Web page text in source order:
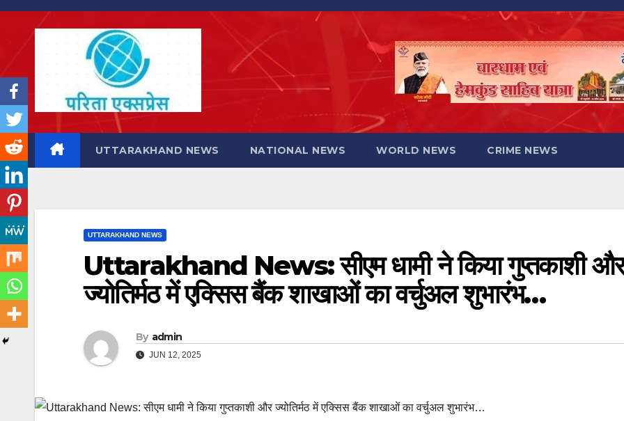
Skip
UTTARAKHAND NEWS NATIONAL NEWS WORLD NEWS CRIME NEWS
UTTARAKHAND NEWS
Uttarakhand News: सीएम धामी ने किया गुप्तकाशी और
ज्योतिर्मठ में एक्सिस बैंक शाखाओं का वर्चुअल शुभारंभ…
By admin
JUN 12, 2025